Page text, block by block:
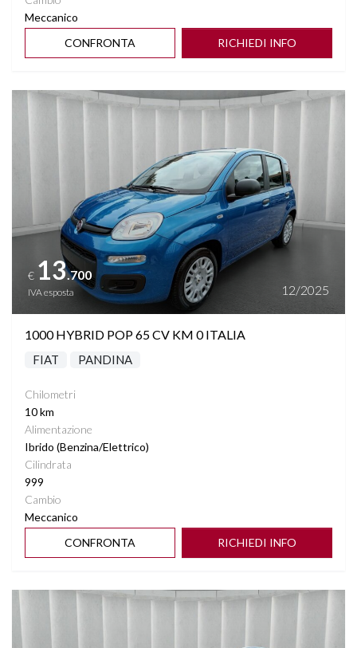
Meccanico
CONFRONTA
RICHIEDI INFO
Vedi dettagli
€ 13.700
IVA esposta 12/2025
1000 HYBRID POP 65 CV KM 0 ITALIA
FIAT PANDINA
Chilometri
10 km
Alimentazione
Ibrido (Benzina/Elettrico)
Cilindrata
999
Cambio
Meccanico
CONFRONTA
RICHIEDI INFO
Vedi dettagli